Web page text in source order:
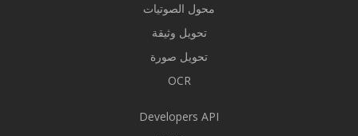
محول الصوتيات
تحويل وثيقة
تحويل صورة
OCR
Developers API